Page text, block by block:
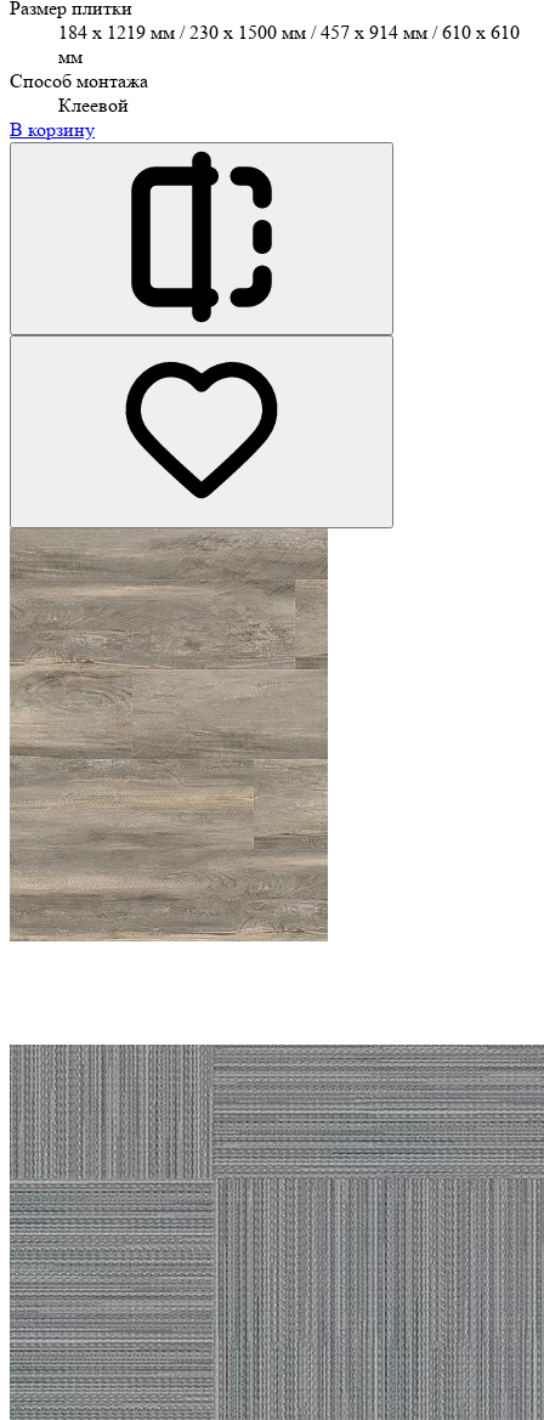
Размер плитки
184 x 1219 мм / 230 x 1500 мм / 457 х 914 мм / 610 x 610
мм
Способ монтажа
Клеевой
В корзину